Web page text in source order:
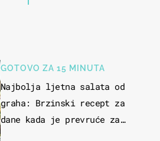
GOTOVO ZA 15 MINUTA
Najbolja ljetna salata od
graha: Brzinski recept za
dane kada je prevruće za